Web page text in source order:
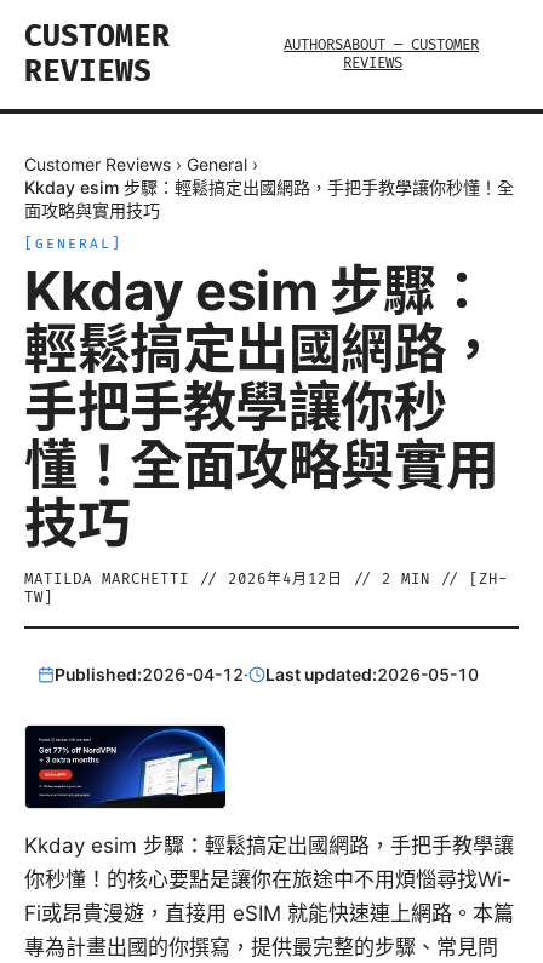
CUSTOMER
REVIEWS
AUTHORSABOUT — CUSTOMER
REVIEWS
Customer Reviews › General ›
Kkday esim 步驟：輕鬆搞定出國網路，手把手教學讓你秒懂！全
面攻略與實用技巧
GENERAL
Kkday esim 步驟：
輕鬆搞定出國網路，
手把手教學讓你秒
懂！全面攻略與實用
技巧
MATILDA MARCHETTI // 2026年4月12日 // 2 MIN // [ ZH-
TW
Published:2026-04-12· Last updated:2026-05-10
Kkday esim 步驟：輕鬆搞定出國網路，手把手教學讓
你秒懂！的核心要點是讓你在旅途中不用煩惱尋找Wi-
Fi或昂貴漫遊，直接用 eSIM 就能快速連上網路。本篇
專為計畫出國的你撰寫，提供最完整的步驟、常見問